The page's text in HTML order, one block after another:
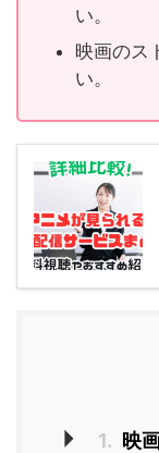
い。
映画のス
い。
1.
映